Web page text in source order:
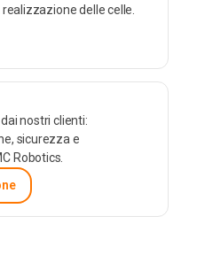
delle celle.
nostri clienti:
sicurezza e
Robotics.